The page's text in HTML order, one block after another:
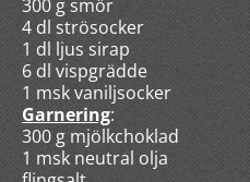
300 g smör
4 dl strösocker
1 dl ljus sirap
6 dl vispgrädde
1 msk vaniljsocker
Garnering:
300 g mjölkchoklad
1 msk neutral olja